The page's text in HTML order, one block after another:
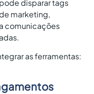
disparar tags
marketing,
comunicações
as ferramentas: